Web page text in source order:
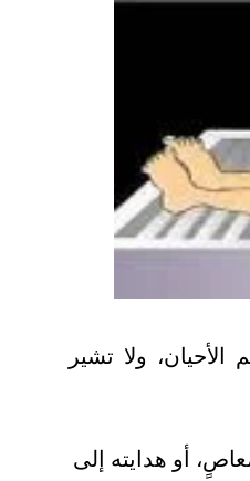
ولا تشير
أو هدايته إلى